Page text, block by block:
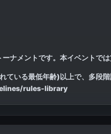
ナメントです。本イベントで
ている最低年齢)以上で、多段
rules-library